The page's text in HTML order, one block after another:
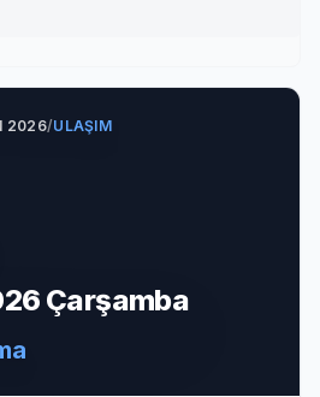
2026/ULAŞIM
Çarşamba